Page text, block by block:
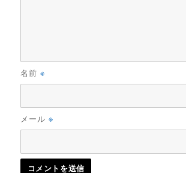
名前※
メール※